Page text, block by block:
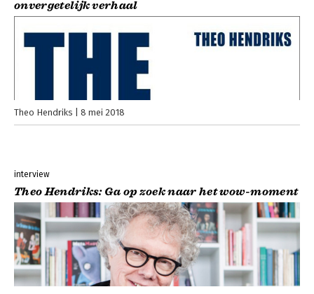
onvergetelijk verhaal
Theo Hendriks 8 mei 2018
interview
Theo Hendriks: Ga op zoek naar het wow-moment